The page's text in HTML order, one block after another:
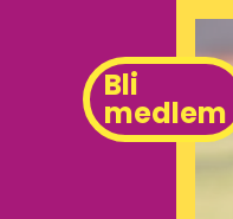
Bli
medlem